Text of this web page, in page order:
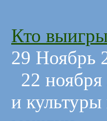
Кто
29 Ноябрь
22
и культуры